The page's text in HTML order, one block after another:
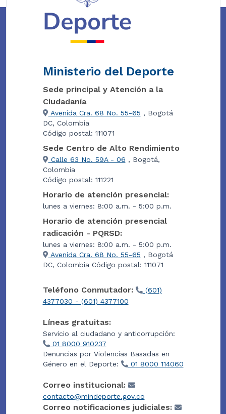
Ministerio del Deporte
Sede principal y Atención a la
Ciudadanía
Avenida Cra. 68 No. 55-65 , Bogotá
DC, Colombia
Código postal: 111071
Sede Centro de Alto Rendimiento
Calle 63 No. 59A - 06 , Bogotá,
Colombia
Código postal: 111221
Horario de atención presencial:
lunes a viernes: 8:00 a.m. - 5:00 p.m.
Horario de atención presencial
radicación - PQRSD:
lunes a viernes: 8:00 a.m. - 5:00 p.m.
Avenida Cra. 68 No. 55-65 , Bogotá
DC, Colombia Código postal: 111071
Teléfono Conmutador:
(601)
4377030 - (601) 4377100
Líneas gratuitas:
Servicio al ciudadano y anticorrupción:
01 8000 910237
Denuncias por Violencias Basadas en
Género en el Deporte:
01 8000 114060
Correo institucional:
contacto@mindeporte.gov.co
Correo notificaciones judiciales: